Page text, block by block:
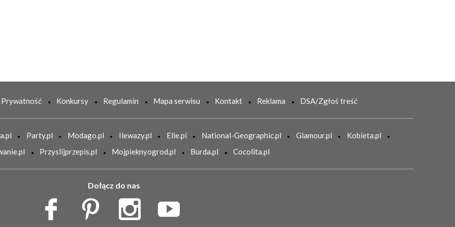
Prywatność Konkursy Regulamin Mapa serwisu Kontakt Reklama DSA/Zgłoś treść
Party.pl Modago.pl Ilewazy.pl Elle.pl National-Geographic.pl Glamour.pl
Kobieta.pl
Przyslijprzepis.pl Mojpieknyogrod.pl Burda.pl Cocolita.pl
Dołącz do nas